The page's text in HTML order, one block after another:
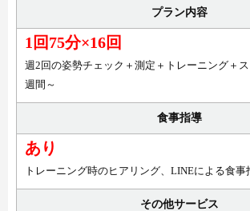
プラン内容
1回75分×16回
週2回の姿勢チェック＋測定＋トレーニング＋
週間～
食事指導
あり
トレーニング時のヒアリング、LINEによる食事
その他サービス